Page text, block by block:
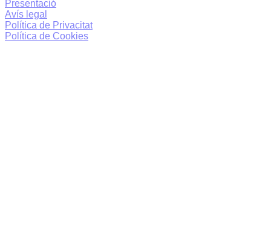
Presentació
Avís legal
Política de Privacitat
Política de Cookies